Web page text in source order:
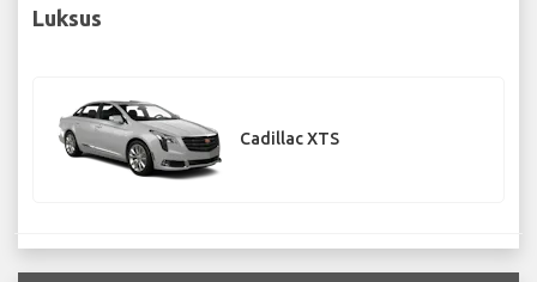
Luksus
Cadillac XTS